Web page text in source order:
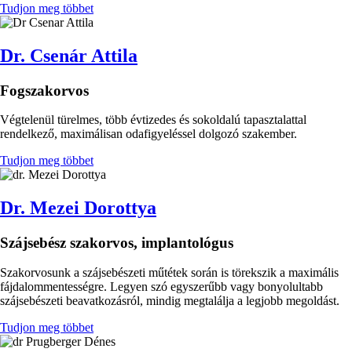
Tudjon meg többet
Kép
Dr. Csenár Attila
Fogszakorvos
Végtelenül türelmes, több évtizedes és sokoldalú tapasztalattal
rendelkező, maximálisan odafigyeléssel dolgozó szakember.
Tudjon meg többet
Kép
Dr. Mezei Dorottya
Szájsebész szakorvos, implantológus
Szakorvosunk a szájsebészeti műtétek során is törekszik a maximális
fájdalommentességre. Legyen szó egyszerűbb vagy bonyolultabb
szájsebészeti beavatkozásról, mindig megtalálja a legjobb megoldást.
Tudjon meg többet
Kép